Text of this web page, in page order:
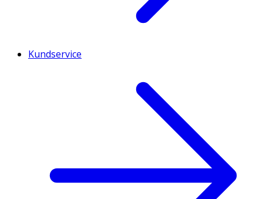
Kundservice